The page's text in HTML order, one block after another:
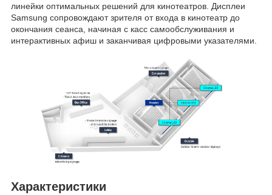
линейки оптимальных решений для кинотеатров. Дисплеи
Samsung сопровождают зрителя от входа в кинотеатр до
окончания сеанса, начиная с касс самообслуживания и
интерактивных афиш и заканчивая цифровыми указателями.
Характеристики